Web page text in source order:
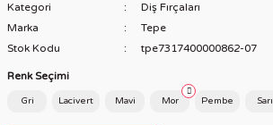
Kategori
Diş Fırçaları
Marka
Tepe
Stok Kodu
tpe7317400000862-07
Renk Seçimi
Gri Lacivert Mavi Mor Pembe Sarı